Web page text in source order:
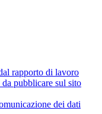
rapporto di lavoro
pubblicare sul sito
dei dati